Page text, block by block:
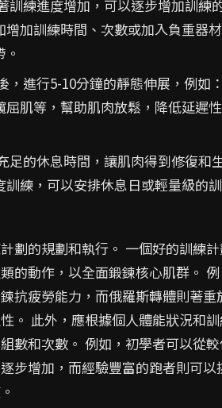
訓練進度增加，可以逐步增加訓練
增加訓練時間、次數或加入負重器
，進行5-10分鐘的靜態伸展，例如
屈肌等，幫助肌肉放鬆，降低延遲
足的休息時間，讓肌肉得到修復和
訓練，可以安排休息日或輕量級的訓
劃的規劃和執行。 一個好的訓練
的動作，以全面鍛鍊核心肌群。 例
抗疲勞能力，而俄羅斯轉體則著重
。 此外，應根據個人體能狀況和
數和次數。 例如，初學者可以從
步增加，而經驗豐富的跑者則可以